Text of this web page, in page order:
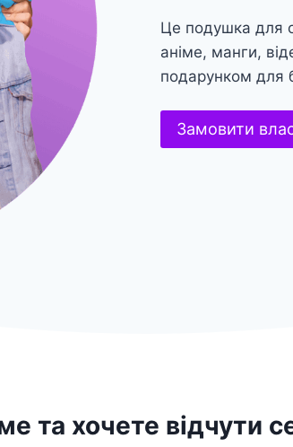
Це подушка для
аніме, манги,
подарунком для
Замовити
та хочете відчути